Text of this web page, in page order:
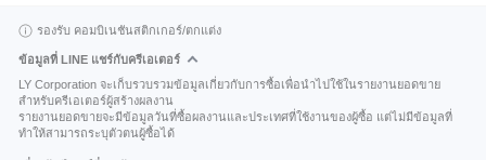
รองรับ คอมบิเนชันสติกเกอร์/ตกแต่ง
ข้อมูลที่ LINE แชร์กับครีเอเตอร์
LY Corporation จะเก็บรวบรวมข้อมูลเกี่ยวกับการซื้อเพื่อนำไปใช้ในรายงานยอดขาย
สำหรับครีเอเตอร์ผู้สร้างผลงาน
รายงานยอดขายจะมีข้อมูลวันที่ซื้อผลงานและประเทศที่ใช้งานของผู้ซื้อ แต่ไม่มีข้อมูลที่
ทำให้สามารถระบุตัวตนผู้ซื้อได้